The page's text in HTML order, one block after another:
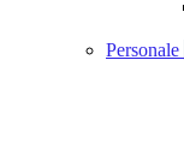
Personale